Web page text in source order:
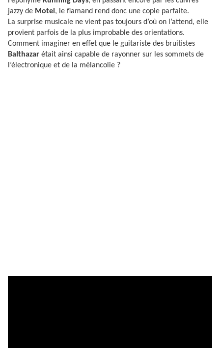
jazzy de Motel , le flamand rend donc une copie parfaite.
La surprise musicale ne vient pas toujours d’où on l’attend, elle
provient parfois de la plus improbable des orientations.
Comment imaginer en effet que le guitariste des bruitistes
Balthazar était ainsi capable de rayonner sur les sommets de
l’électronique et de la mélancolie ?